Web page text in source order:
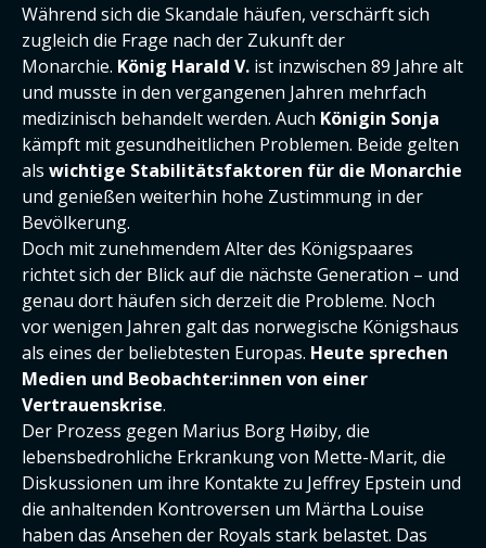
Während sich die Skandale häufen, verschärft sich
zugleich die Frage nach der Zukunft der
Monarchie. König Harald V. ist inzwischen 89 Jahre alt
und musste in den vergangenen Jahren mehrfach
medizinisch behandelt werden. Auch Königin Sonja
kämpft mit gesundheitlichen Problemen. Beide gelten
als wichtige Stabilitätsfaktoren für die Monarchie
und genießen weiterhin hohe Zustimmung in der
Bevölkerung.
Doch mit zunehmendem Alter des Königspaares
richtet sich der Blick auf die nächste Generation – und
genau dort häufen sich derzeit die Probleme. Noch
vor wenigen Jahren galt das norwegische Königshaus
als eines der beliebtesten Europas. Heute sprechen
Medien und Beobachter:innen von einer
Vertrauenskrise.
Der Prozess gegen Marius Borg Høiby, die
lebensbedrohliche Erkrankung von Mette-Marit, die
Diskussionen um ihre Kontakte zu Jeffrey Epstein und
die anhaltenden Kontroversen um Märtha Louise
haben das Ansehen der Royals stark belastet. Das